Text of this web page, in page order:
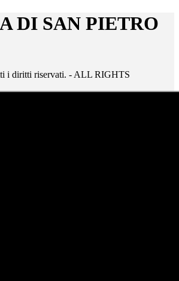
DI SAN PIETRO
i diritti riservati. - ALL RIGHTS